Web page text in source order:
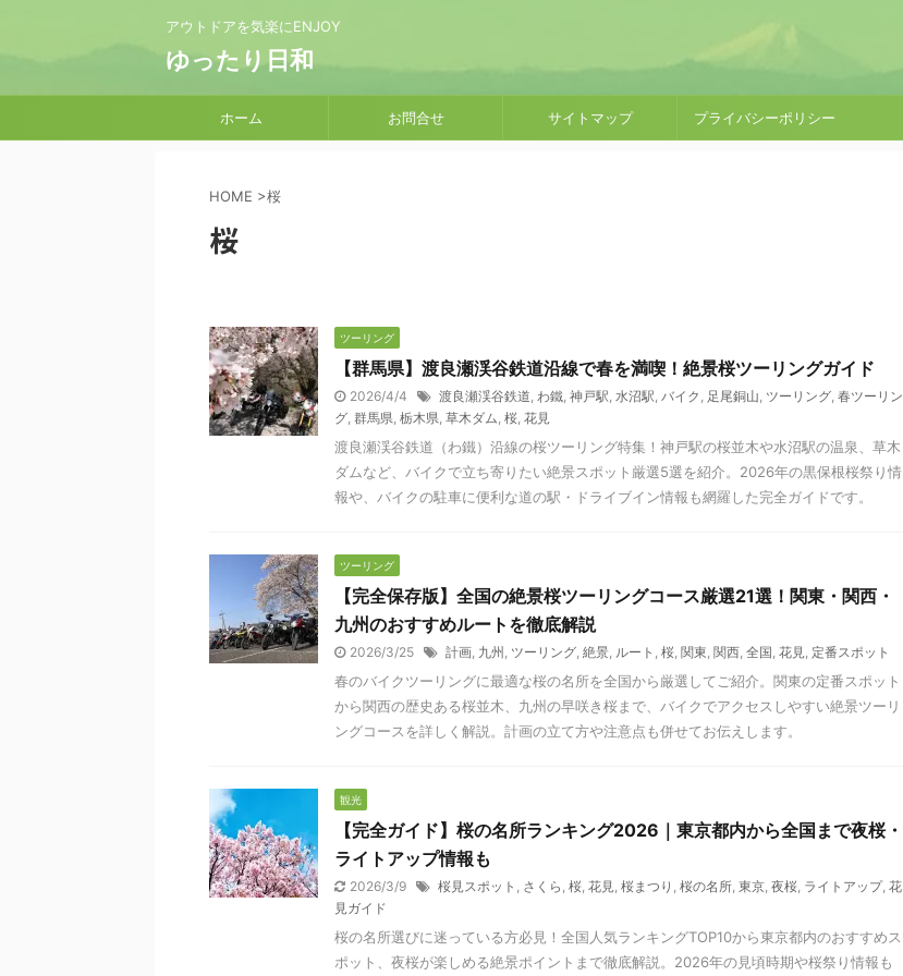
アウトドアを気楽にENJOY
ゆったり日和
ホーム お問合せ サイトマップ プライバシーポリシー
HOME >桜
桜
ツーリング
【群馬県】渡良瀬渓谷鉄道沿線で春を満喫！絶景桜ツーリングガイド
2026/4/4 渡良瀬渓谷鉄道, わ鐵, 神戸駅, 水沼駅, バイク , 足尾銅山, ツーリング, 春ツーリン
グ, 群馬県, 栃木県, 草木ダム, 桜, 花見
渡良瀬渓谷鉄道（わ鐵）沿線の桜ツーリング特集！神戸駅の桜並木や水沼駅の温泉、草木
ダムなど、バイクで立ち寄りたい絶景スポット厳選5選を紹介。2026年の黒保根桜祭り情
報や、バイクの駐車に便利な道の駅・ドライブイン情報も網羅した完全ガイドです。
ツーリング
【完全保存版】全国の絶景桜ツーリングコース厳選21選！関東・関西・
九州のおすすめルートを徹底解説
2026/3/25 計画, 九州 , ツーリング, 絶景, ルート , 桜, 関東, 関西, 全国, 花見, 定番スポット
春のバイクツーリングに最適な桜の名所を全国から厳選してご紹介。関東の定番スポット
から関西の歴史ある桜並木、九州の早咲き桜まで、バイクでアクセスしやすい絶景ツーリ
ングコースを詳しく解説。計画の立て方や注意点も併せてお伝えします。
観光
【完全ガイド】桜の名所ランキング2026｜東京都内から全国まで夜桜・
ライトアップ情報も
2026/3/9 桜見スポット , さくら , 桜, 花見, 桜まつり , 桜の名所, 東京, 夜桜, ライトアップ, 花
見ガイド
桜の名所選びに迷っている方必見！全国人気ランキングTOP10から東京都内のおすすめス
ポット、夜桜が楽しめる絶景ポイントまで徹底解説。2026年の見頃時期や桜祭り情報も